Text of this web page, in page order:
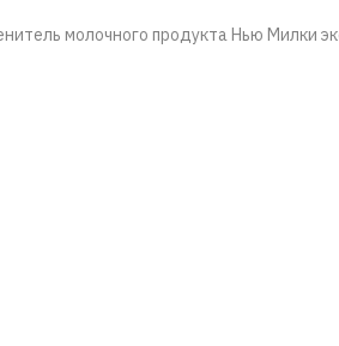
молочного продукта Нью Милки